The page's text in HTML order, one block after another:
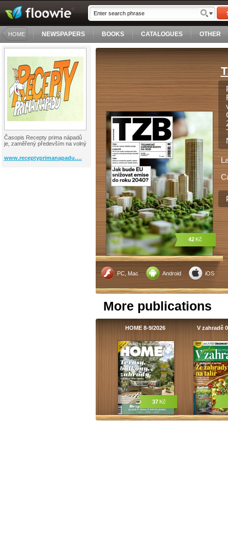
HOME NEWSPAPERS BOOKS CATALOGUES OTHER
Časopis Recepty prima nápadů
je, zaměřený především na volný
www.receptyprimanapadu.…
PC, Mac Android iOS
42 Kč
More publications
HOME 8-9/2026
37 Kč
V zahradě